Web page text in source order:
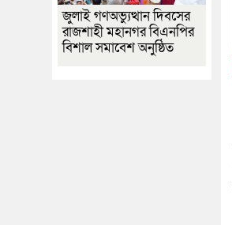
জুলাই গণঅভ্যুত্থান দিবসের
রাজশাহী মহানগর বিএনপির
বিশাল সমাবেশ অনুষ্ঠিত